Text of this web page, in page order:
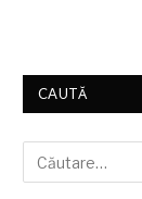
CAUTĂ